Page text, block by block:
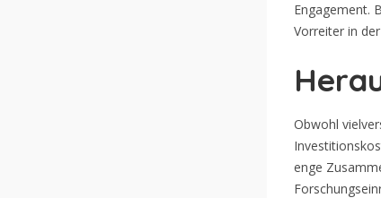
Engagement.
Vorreiter in
Obwohl
enge